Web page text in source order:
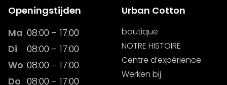
Openingstijden
Ma 08:00 - 17:00
Di
08:00 - 17:00
Wo 08:00 - 17:00
Do 08:00 - 17:00
Urban Cotton
boutique
NOTRE HISTOIRE
Centre d’expérience
Werken bij